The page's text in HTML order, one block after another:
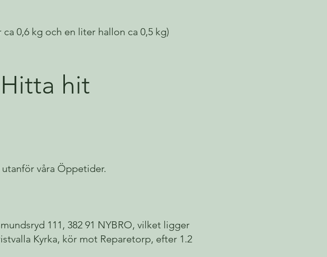
0,6 kg och en liter hallon ca 0,5 kg)
hit
våra Öppetider.
111, 382 91 NYBRO, vilket ligger
Kyrka, kör mot Reparetorp, efter 1.2